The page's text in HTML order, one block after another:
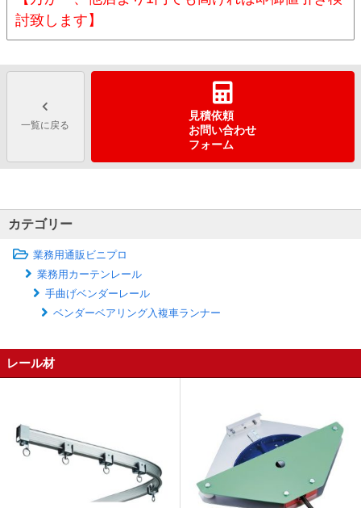
討致します】
一覧に戻る
見積依頼
お問い合わせ
フォーム
カテゴリー
業務用通販ビニプロ
業務用カーテンレール
手曲げベンダーレール
ベンダーベアリング入複車ランナー
レール材